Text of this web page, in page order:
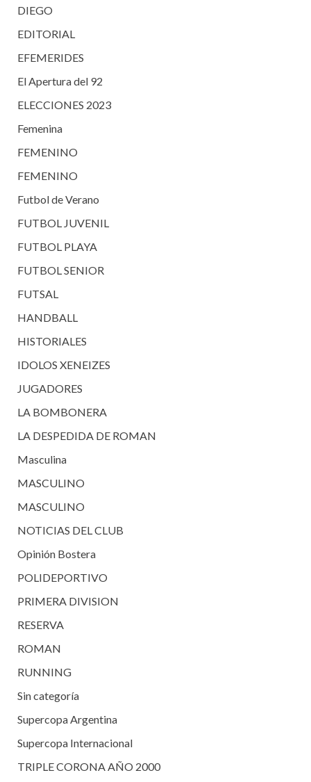
DIEGO
EDITORIAL
EFEMERIDES
El Apertura del 92
ELECCIONES 2023
Femenina
FEMENINO
FEMENINO
Futbol de Verano
FUTBOL JUVENIL
FUTBOL PLAYA
FUTBOL SENIOR
FUTSAL
HANDBALL
HISTORIALES
IDOLOS XENEIZES
JUGADORES
LA BOMBONERA
LA DESPEDIDA DE ROMAN
Masculina
MASCULINO
MASCULINO
NOTICIAS DEL CLUB
Opinión Bostera
POLIDEPORTIVO
PRIMERA DIVISION
RESERVA
ROMAN
RUNNING
Sin categoría
Supercopa Argentina
Supercopa Internacional
TRIPLE CORONA AÑO 2000